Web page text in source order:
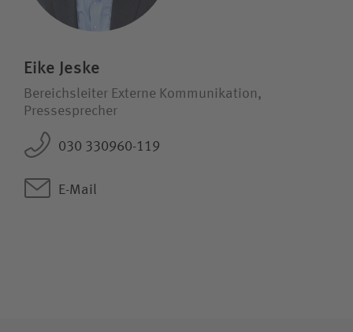
Eike Jeske
Bereichsleiter Externe Kommunikation,
Pressesprecher
030 330960-119
E-Mail